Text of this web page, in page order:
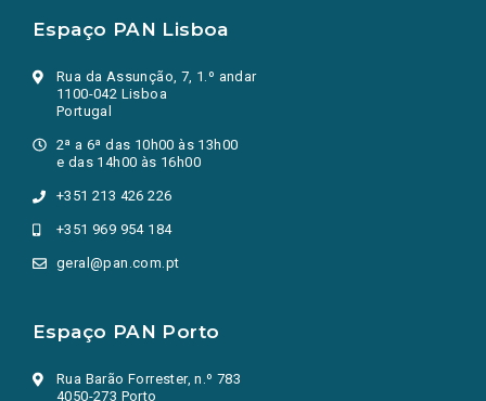
Espaço PAN Lisboa
Rua da Assunção, 7, 1.º andar
1100-042 Lisboa
Portugal
2ª a 6ª das 10h00 às 13h00
e das 14h00 às 16h00
+351 213 426 226
+351 969 954 184
geral@pan.com.pt
Espaço PAN Porto
Rua Barão Forrester, n.º 783
4050-273 Porto